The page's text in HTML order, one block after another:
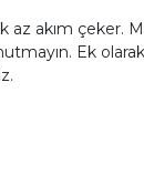
az akım
Ek